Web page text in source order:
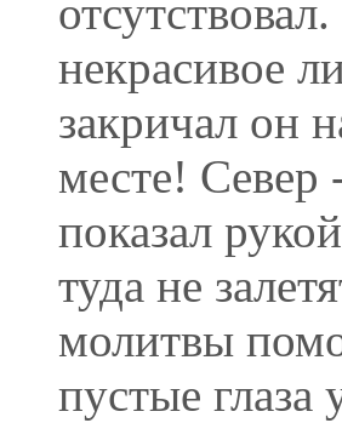
некрасивое
закричал он
месте! Север
показал
туда не
молитвы
пустые глаза